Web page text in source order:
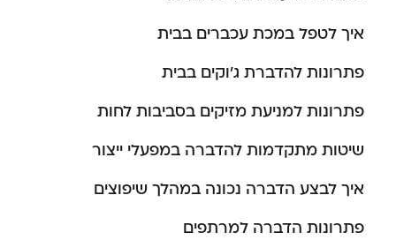
איך לטפל במכת עכברים בבית
פתרונות להדברת ג’וקים בבית
פתרונות למניעת מזיקים בסביבות לחות
שיטות מתקדמות להדברה במפעלי ייצור
איך לבצע הדברה נכונה במהלך שיפוצים
פתרונות הדברה למרתפים